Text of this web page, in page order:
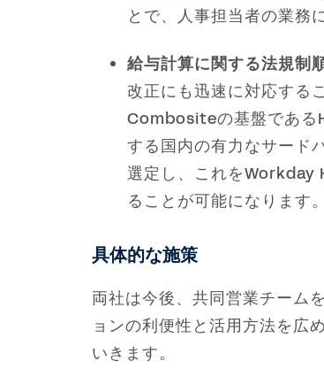
とで、人事担当者の業務
給与計算に関する法規制
改正にも迅速に対応する
Combositeの基盤である
する国内の有力なサード
選定し、これをWorkday
ることが可能になります。
具体的な施策
両社は今後、共同営業チーム
ョンの利便性と活用方法を広
いきます。